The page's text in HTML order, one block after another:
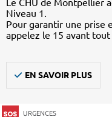
Le CHU de Montpellier
Niveau 1.
Pour garantir une prise
appelez le 15 avant
EN SAVOIR PLUS
URGENCES